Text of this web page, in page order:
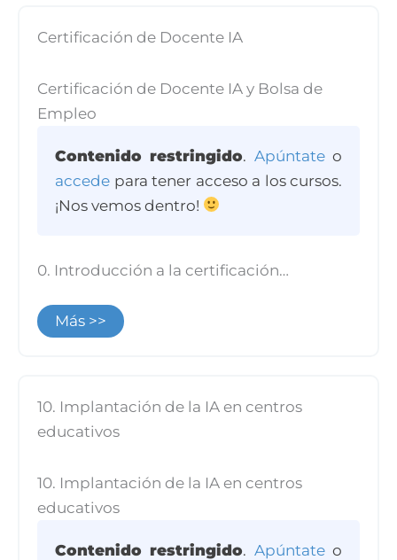
Certificación de Docente IA
Certificación de Docente IA y Bolsa de
Empleo
Contenido restringido. Apúntateo
accede para tener acceso a los cursos.
¡Nos vemos dentro!
0. Introducción a la certificación…
Más >>
10. Implantación de la IA en centros
educativos
10. Implantación de la IA en centros
educativos
Contenido restringido. Apúntateo